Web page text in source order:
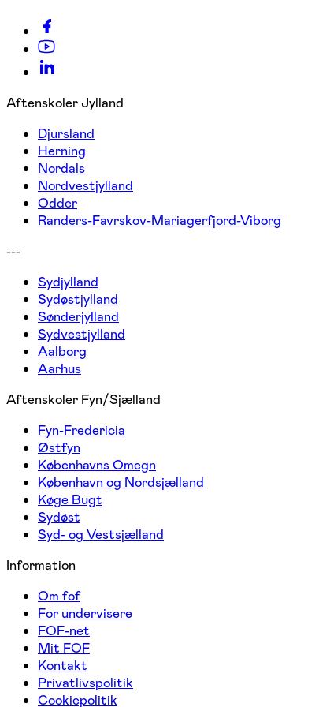
Aftenskoler Jylland
Djursland
Herning
Nordals
Nordvestjylland
Odder
Randers-Favrskov-Mariagerfjord-Viborg
---
Sydjylland
Sydøstjylland
Sønderjylland
Sydvestjylland
Aalborg
Aarhus
Aftenskoler Fyn/Sjælland
Fyn-Fredericia
Østfyn
Københavns Omegn
København og Nordsjælland
Køge Bugt
Sydøst
Syd- og Vestsjælland
Information
Om fof
For undervisere
FOF-net
Mit FOF
Kontakt
Privatlivspolitik
Cookiepolitik